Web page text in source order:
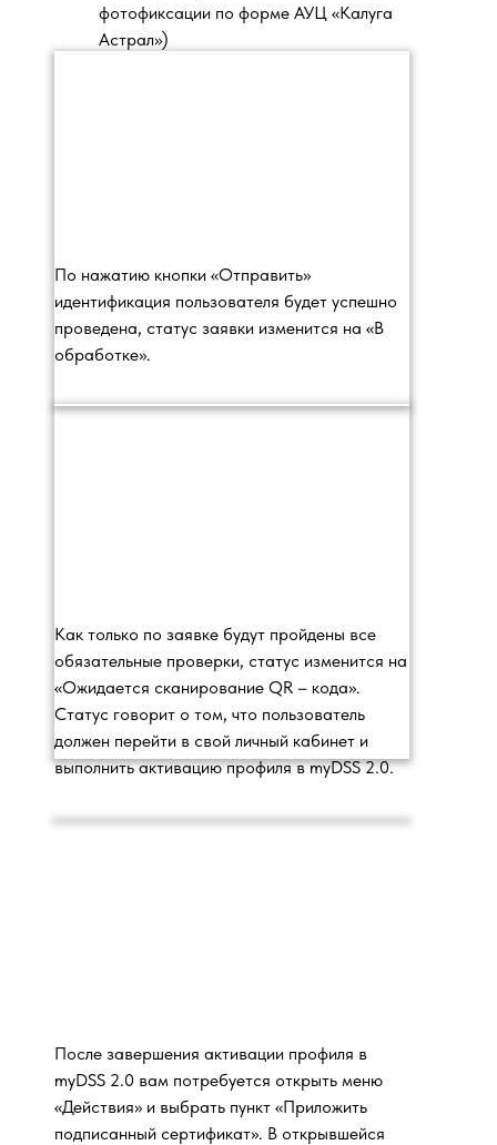
фотофиксации по форме АУЦ «Калуга
Астрал»)
По нажатию кнопки «Отправить»
идентификация пользователя будет успешно
проведена, статус заявки изменится на «В
обработке».
Как только по заявке будут пройдены все
обязательные проверки, статус изменится на
«Ожидается сканирование QR – кода».
Статус говорит о том, что пользователь
должен перейти в свой личный кабинет и
выполнить активацию профиля в myDSS 2.0.
После завершения активации профиля в
myDSS 2.0 вам потребуется открыть меню
«Действия» и выбрать пункт «Приложить
подписанный сертификат». В открывшейся